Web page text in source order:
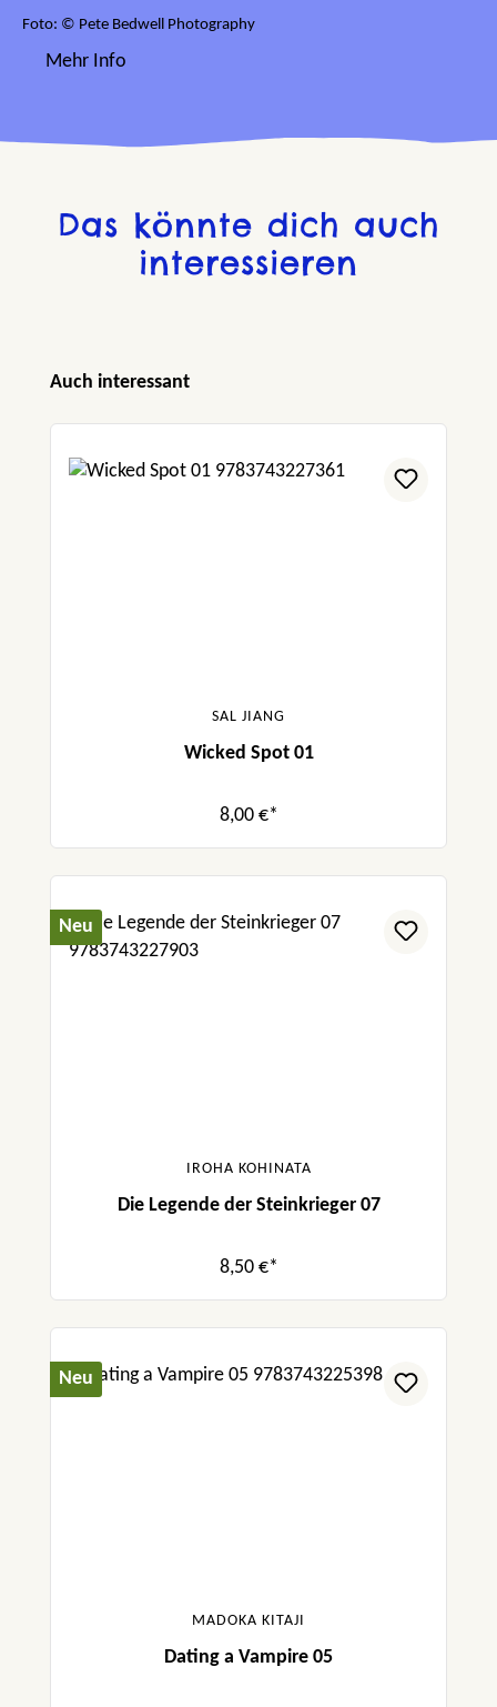
Foto: © Pete Bedwell Photography
Mehr Info
Das könnte dich auch
interessieren
Produktgalerie überspringen
Auch interessant
SAL JIANG
Wicked Spot 01
8,00 €*
Neu
IROHA KOHINATA
Die Legende der Steinkrieger 07
8,50 €*
Neu
MADOKA KITAJI
Dating a Vampire 05